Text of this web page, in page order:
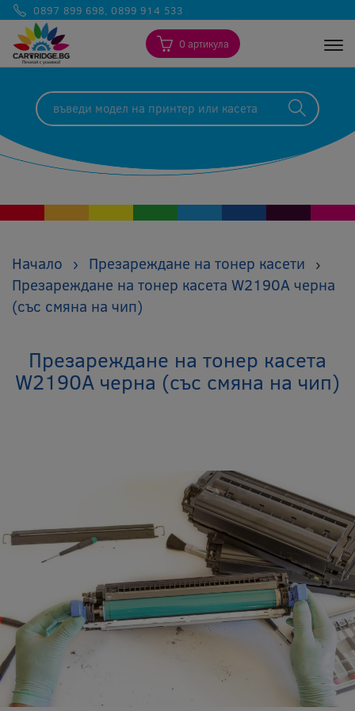
0897 899 698, 0899 914 533
0 артикула
Начало › Презареждане на тонер касети ›
Презареждане на тонер касета W2190A черна
(със смяна на чип)
Презареждане на тонер касета
W2190A черна (със смяна на чип)